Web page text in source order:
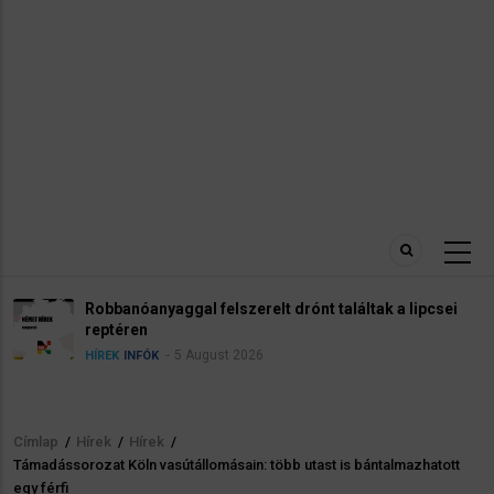
Robbanóanyaggal felszerelt drónt találtak a lipcsei
reptéren
HÍREK INFÓK 5 August 2026
Morzsa
Címlap / Hírek / Hírek /
Támadássorozat Köln vasútállomásain: több utast is bántalmazhatott
egy férfi